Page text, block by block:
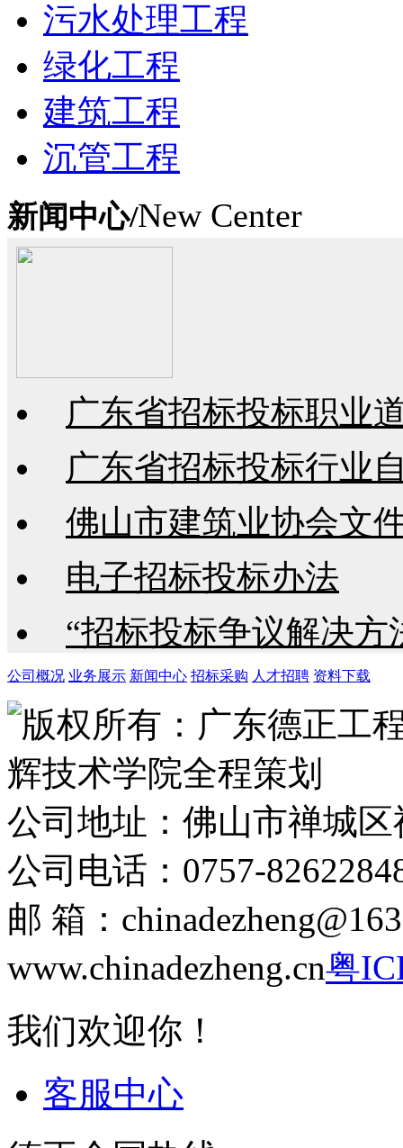
污水处理工程
绿化工程
建筑工程
沉管工程
新闻中心/New Center
广东省招标投标职业
广东省招标投标行业
佛山市建筑业协会文
电子招标投标办法
“招标投标争议解决方
公司概况 业务展示 新闻中心 招标采购 人才招聘 资料下载
版权所有：广东德正
辉技术学院全程策划
公司地址：佛山市禅城
公司电话：0757-
邮 箱：
www.chinadezheng.cn粤
我们欢迎你！
客服中心